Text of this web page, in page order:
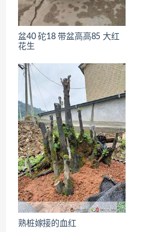
盆40 砣18 带盆高高85 大红
花生
熟桩嫁接的血红